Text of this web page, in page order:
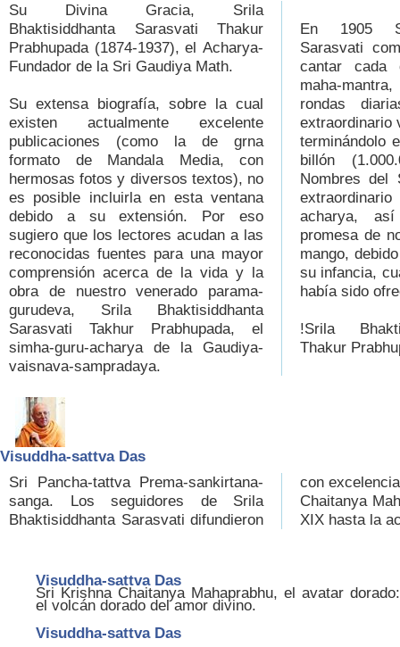
Su Divina Gracia, Srila
Bhaktisiddhanta Sarasvati Thakur
Prabhupada (1874-1937), el Acharya-
Fundador de la Sri Gaudiya Math.
Su extensa biografía, sobre la cual
existen actualmente excelente
publicaciones (como la de grna
formato de Mandala Media, con
hermosas fotos y diversos textos), no
es posible incluirla en esta ventana
debido a su extensión. Por eso
sugiero que los lectores acudan a las
reconocidas fuentes para una mayor
comprensión acerca de la vida y la
obra de nuestro venerado parama-
gurudeva, Srila Bhaktisiddhanta
Sarasvati Takhur Prabhupada, el
simha-guru-acharya de la Gaudiya-
vaisnava-sampradaya.
En 1905
Sarasvati
cantar cada
maha-
rondas
extraordinario
terminándolo
billón
Nombres del
acharya,
promesa de
mango,
su infancia,
había sido
!Srila
Thakur
Visuddha-sattva Das
Sri Pancha-tattva Prema-sankirtana-
sanga. Los seguidores de Srila
Bhaktisiddhanta Sarasvati difundieron
con excelencia las enseñanzas de Sri
Chaitanya Mahaprabhu desde el siglo
XIX hasta la
Visuddha-sattva Das
Sri Krishna Chaitanya Mahaprabhu, el avatar dorado:
el volcán dorado del amor divino.
Visuddha-sattva Das